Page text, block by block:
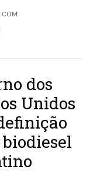
dos
Unidos